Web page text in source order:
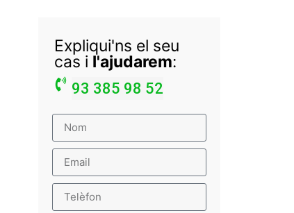
Expliqui'ns el seu
cas i l'ajudarem:
93 385 98 52